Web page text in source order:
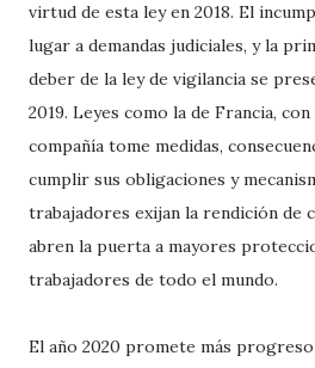
virtud de esta ley en 2018. El
lugar a demandas judiciales, y la
deber de la ley de vigilancia se
2019. Leyes como la de Francia,
compañía tome medidas,
cumplir sus obligaciones y
trabajadores exijan la rendición de
abren la puerta a mayores
trabajadores de todo el mundo.
El año 2020 promete más